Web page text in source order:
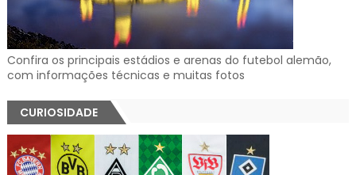
Confira os principais estádios e arenas do futebol alemão,
com informações técnicas e muitas fotos
CURIOSIDADE